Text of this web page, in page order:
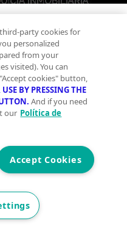
Cons.G
€
de la naturaleza con
m2 de
núcleo urbano,
por camino, cómodo
party cookies for
personalized
from your
visited). You can
cookies" button,
BY PRESSING THE
And if you need
our Política de
Accept Cookies